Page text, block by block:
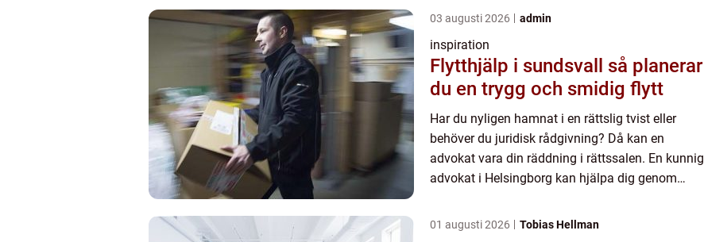
03 augusti 2026 admin
inspiration
Flytthjälp i sundsvall så planerar
du en trygg och smidig flytt
Har du nyligen hamnat i en rättslig tvist eller
behöver du juridisk rådgivning? Då kan en
advokat vara din räddning i rättssalen. En kunnig
advokat i Helsingborg kan hjälpa dig genom
01 augusti 2026 Tobias Hellman